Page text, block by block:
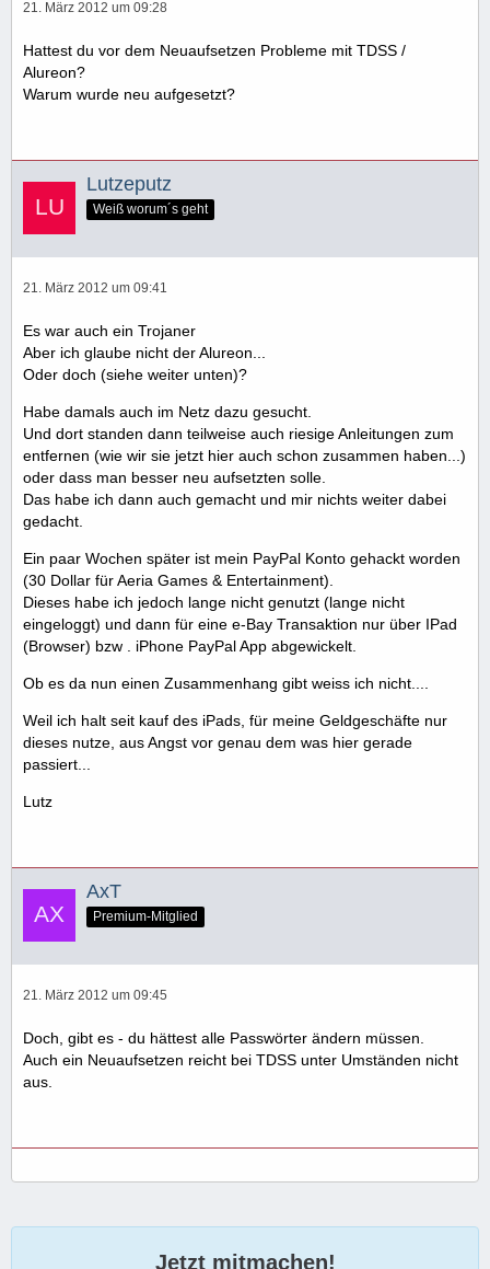
21. März 2012 um 09:28
Hattest du vor dem Neuaufsetzen Probleme mit TDSS /
Alureon?
Warum wurde neu aufgesetzt?
Lutzeputz
Weiß worum´s geht
21. März 2012 um 09:41
Es war auch ein Trojaner
Aber ich glaube nicht der Alureon...
Oder doch (siehe weiter unten)?
Habe damals auch im Netz dazu gesucht.
Und dort standen dann teilweise auch riesige Anleitungen zum
entfernen (wie wir sie jetzt hier auch schon zusammen haben...)
oder dass man besser neu aufsetzten solle.
Das habe ich dann auch gemacht und mir nichts weiter dabei
gedacht.
Ein paar Wochen später ist mein PayPal Konto gehackt worden
(30 Dollar für Aeria Games & Entertainment).
Dieses habe ich jedoch lange nicht genutzt (lange nicht
eingeloggt) und dann für eine e-Bay Transaktion nur über IPad
(Browser) bzw . iPhone PayPal App abgewickelt.
Ob es da nun einen Zusammenhang gibt weiss ich nicht....
Weil ich halt seit kauf des iPads, für meine Geldgeschäfte nur
dieses nutze, aus Angst vor genau dem was hier gerade
passiert...
Lutz
AxT
Premium-Mitglied
21. März 2012 um 09:45
Doch, gibt es - du hättest alle Passwörter ändern müssen.
Auch ein Neuaufsetzen reicht bei TDSS unter Umständen nicht
aus.
Jetzt mitmachen!